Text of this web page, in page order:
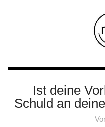
Ist deine
Schuld an